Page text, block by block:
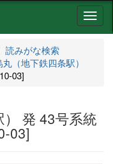
ナ
ビ
読みがな検索
（地下鉄四条駅）
03]
発 43号系統
03]